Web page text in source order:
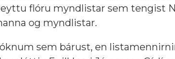
flóru myndlistar sem tengist
og myndlistar.
sem bárust, en